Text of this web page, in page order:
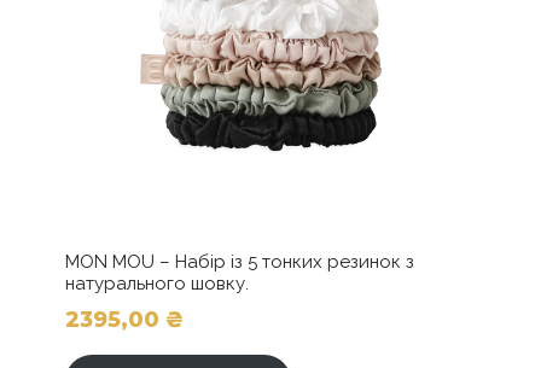
MON MOU – Набір із 5 тонких резинок з
натурального шовку.
2395,00 ₴